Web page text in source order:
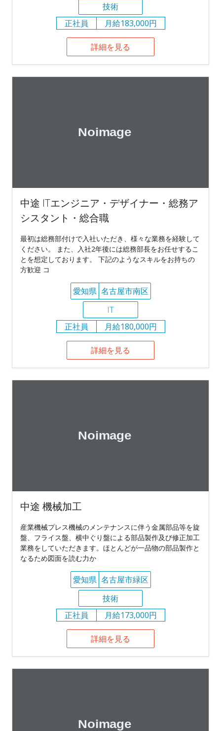
技術
正社員
月給183,000円
詳細を見る
中途 ITエンジニア・デザイナー・総務ア
シスタント・総合職
最初は総務部付けで入社いただき、様々な業務を経験して
ください。 また、入社2年後には総務部長をお任せするこ
とを想定しております。 下記のようなスキルをお持ちの
方歓迎 コ
愛知県 名古屋市南区
IT
正社員
月給180,000円
詳細を見る
中途 機械加工
産業機械プレス機械のメンテナンスに伴う金属部品等を旋
盤、フライス盤、横中ぐり盤による部品製作及び修正加工
業務をしていただきます。ほとんどが一品物の部品製作と
なるため図面を読む力か
愛知県 名古屋市緑区
技術
正社員
月給173,000円
詳細を見る